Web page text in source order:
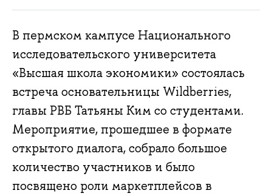
В пермском кампусе Национального
исследовательского университета
«Высшая школа экономики» состоялась
встреча основательницы Wildberries,
главы РВБ Татьяны Ким со студентами.
Мероприятие, прошедшее в формате
открытого диалога, собрало большое
количество участников и было
посвящено роли маркетплейсов в